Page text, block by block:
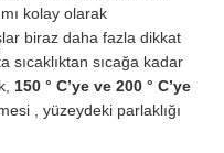
kolay olarak
biraz daha fazla dikkat
sıcaklıktan sıcağa kadar
150 ° C’ye ve 200 ° C’ye
, yüzeydeki parlaklığı